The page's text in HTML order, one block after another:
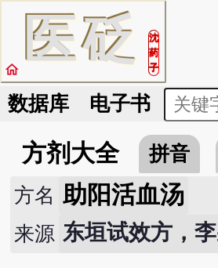
医砭
沈
药
子
home
数据库 电子书
方剂大全 拼音
方名 助阳活血汤
来源 东垣试效方，